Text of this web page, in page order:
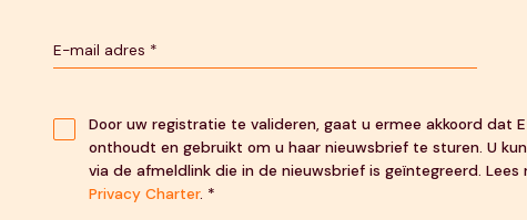
Door uw registratie te valideren, gaat u ermee akkoord dat
onthoudt en gebruikt om u haar nieuwsbrief te sturen. U
via de afmeldlink die in de nieuwsbrief is geïntegreerd.
Privacy Charter. *